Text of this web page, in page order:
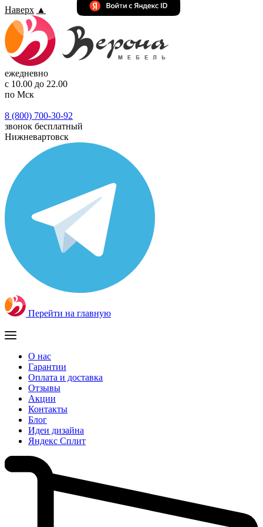
Наверх ▲
ежедневно
с 10.00 до 22.00
по Мск
8 (800) 700-30-92
звонок бесплатный
Нижневартовск
Перейти на главную
О нас
Гарантии
Оплата и доставка
Отзывы
Акции
Контакты
Блог
Идеи дизайна
Яндекс Сплит